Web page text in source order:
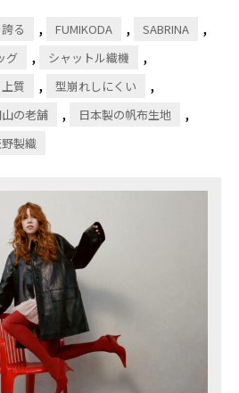
る , FUMIKODA , SABRINA ,
グ , シャットル織機 ,
上質 , 型崩れしにくい ,
の老舗 , 日本製の帆布生地 ,
製織